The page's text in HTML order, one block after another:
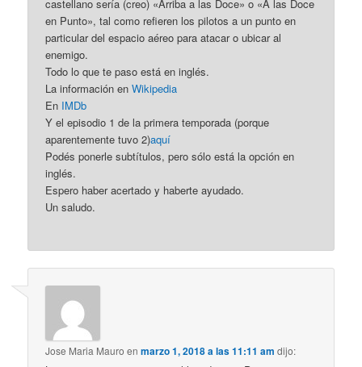
castellano sería (creo) «Arriba a las Doce» o «A las Doce
en Punto», tal como refieren los pilotos a un punto en
particular del espacio aéreo para atacar o ubicar al
enemigo.
Todo lo que te paso está en inglés.
La información enWikipedia
En IMDb
Y el episodio 1 de la primera temporada (porque
aparentemente tuvo 2)aquí
Podés ponerle subtítulos, pero sólo está la opción en
inglés.
Espero haber acertado y haberte ayudado.
Un saludo.
Jose Maria Mauro enmarzo 1, 2018 a las 11:11 am dijo: